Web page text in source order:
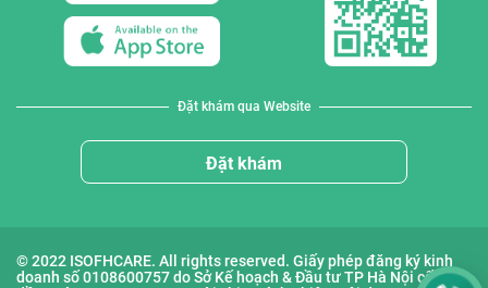
Đặt khám qua Website
Đặt khám
© 2022 ISOFHCARE. All rights reserved. Giấy phép đăng ký kinh
doanh số 0108600757 do Sở Kế hoạch & Đầu tư TP Hà Nội cấp lần